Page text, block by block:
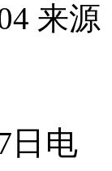
来源
日电